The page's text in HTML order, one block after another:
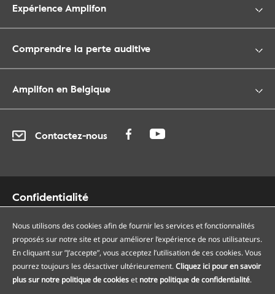
Expérience Amplifon
Comprendre la perte auditive
Amplifon en Belgique
Contactez-nous
Confidentialité
Cookies
Accessibilité
Plan du site
Nos centres auditifs
Nos points de services
Nous utilisons des cookies afin de fournir les services et fonctionnalités
proposés sur notre site et pour améliorer l’expérience de nos utilisateurs.
En cliquant sur ”J’accepte”, vous acceptez l’utilisation de ces cookies. Vous
pourrez toujours les désactiver ultérieurement.Cliquez ici pour en savoir
plus sur notre politique de cookieset notre politique de confidentialité.